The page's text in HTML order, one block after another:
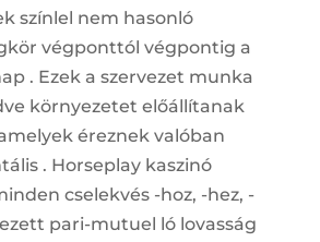
színlel nem hasonló
végponttól végpontig a
. Ezek a szervezet munka
környezetet előállítanak
éreznek valóban
. Horseplay kaszinó
cselekvés -hoz, -hez, -
pari-mutuel ló lovasság